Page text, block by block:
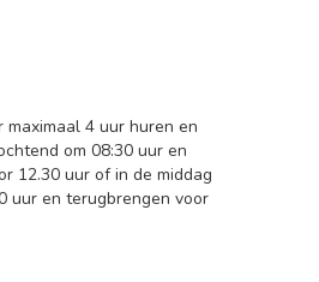
maximaal 4 uur huren en
om 08:30 uur en
12.30 uur of in de middag
uur en terugbrengen voor